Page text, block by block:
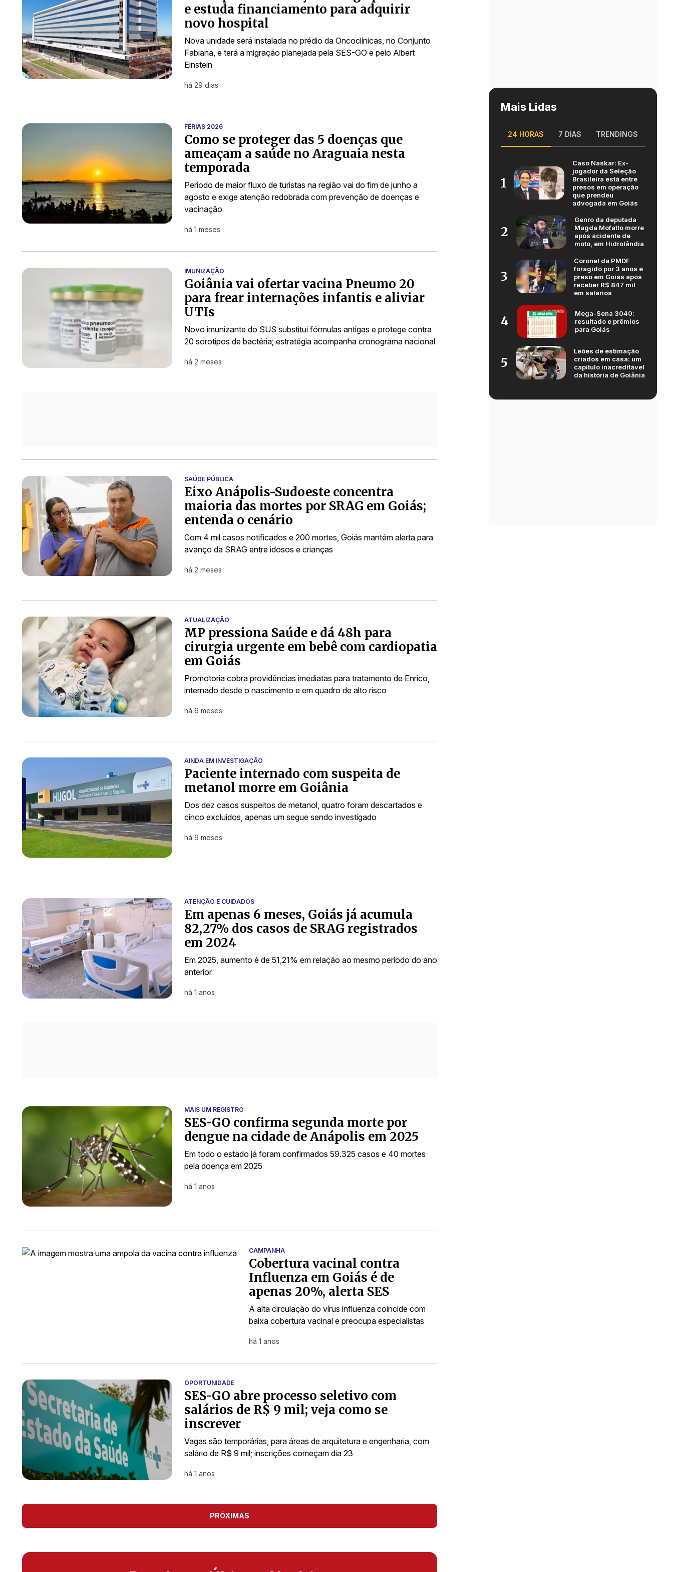
e estuda financiamento para adquirir
novo hospital
Nova unidade será instalada no prédio da Oncoclínicas, no Conjunto
Fabiana, e terá a migração planejada pela SES-GO e pelo Albert
Einstein
há 29 dias
FÉRIAS 2026
Como se proteger das 5 doenças que
ameaçam a saúde no Araguaia nesta
temporada
Período de maior fluxo de turistas na região vai do fim de junho a
agosto e exige atenção redobrada com prevenção de doenças e
vacinação
há 1 meses
IMUNIZAÇÃO
Goiânia vai ofertar vacina Pneumo 20
para frear internações infantis e aliviar
UTIs
Novo imunizante do SUS substitui fórmulas antigas e protege contra
20 sorotipos de bactéria; estratégia acompanha cronograma nacional
há 2 meses
SAÚDE PÚBLICA
Eixo Anápolis-Sudoeste concentra
maioria das mortes por SRAG em Goiás;
entenda o cenário
Com 4 mil casos notificados e 200 mortes, Goiás mantém alerta para
avanço da SRAG entre idosos e crianças
há 2 meses
ATUALIZAÇÃO
MP pressiona Saúde e dá 48h para
cirurgia urgente em bebê com cardiopatia
em Goiás
Promotoria cobra providências imediatas para tratamento de Enrico,
internado desde o nascimento e em quadro de alto risco
há 6 meses
AINDA EM INVESTIGAÇÃO
Paciente internado com suspeita de
metanol morre em Goiânia
Dos dez casos suspeitos de metanol, quatro foram descartados e
cinco excluídos, apenas um segue sendo investigado
há 9 meses
ATENÇÃO E CUIDADOS
Em apenas 6 meses, Goiás já acumula
82,27% dos casos de SRAG registrados
em 2024
Em 2025, aumento é de 51,21% em relação ao mesmo período do ano
anterior
há 1 anos
MAIS UM REGISTRO
SES-GO confirma segunda morte por
dengue na cidade de Anápolis em 2025
Em todo o estado já foram confirmados 59.325 casos e 40 mortes
pela doença em 2025
há 1 anos
CAMPANHA
Cobertura vacinal contra
Influenza em Goiás é de
apenas 20%, alerta SES
A alta circulação do vírus influenza coincide com
baixa cobertura vacinal e preocupa especialistas
há 1 anos
OPORTUNIDADE
SES-GO abre processo seletivo com
salários de R$ 9 mil; veja como se
inscrever
Vagas são temporárias, para áreas de arquitetura e engenharia, com
salário de R$ 9 mil; inscrições começam dia 23
há 1 anos
PRÓXIMAS
Mais Lidas
24 HORAS 7 DIAS TRENDINGS
1
Caso Naskar: Ex-
jogador da Seleção
Brasileira está entre
presos em operação
que prendeu
advogada em Goiás
2
Genro da deputada
Magda Mofatto morre
após acidente de
moto, em Hidrolândia
3
Coronel da PMDF
foragido por 3 anos é
preso em Goiás após
receber R$ 847 mil
em salários
4
Mega-Sena 3040:
resultado e prêmios
para Goiás
5
Leões de estimação
criados em casa: um
capítulo inacreditável
da história de Goiânia